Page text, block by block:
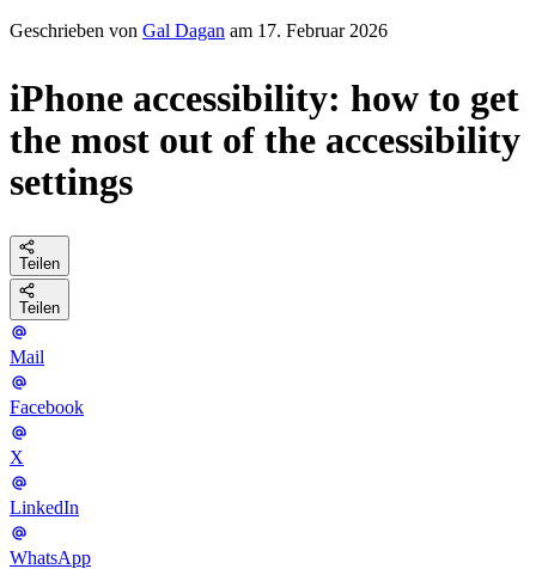
Geschrieben von Gal Dagan am 17. Februar 2026
iPhone accessibility: how to get
the most out of the accessibility
settings
Teilen
Teilen
Mail
Facebook
X
LinkedIn
WhatsApp